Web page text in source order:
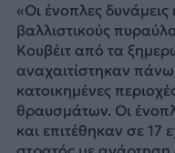
«Οι ένοπλες δυνάμεις
βαλλιστικούς
Κουβέιτ από τα
αναχαιτίστηκαν
κατοικημένες
θραυσμάτων. Οι
και επιτέθηκαν σε 17